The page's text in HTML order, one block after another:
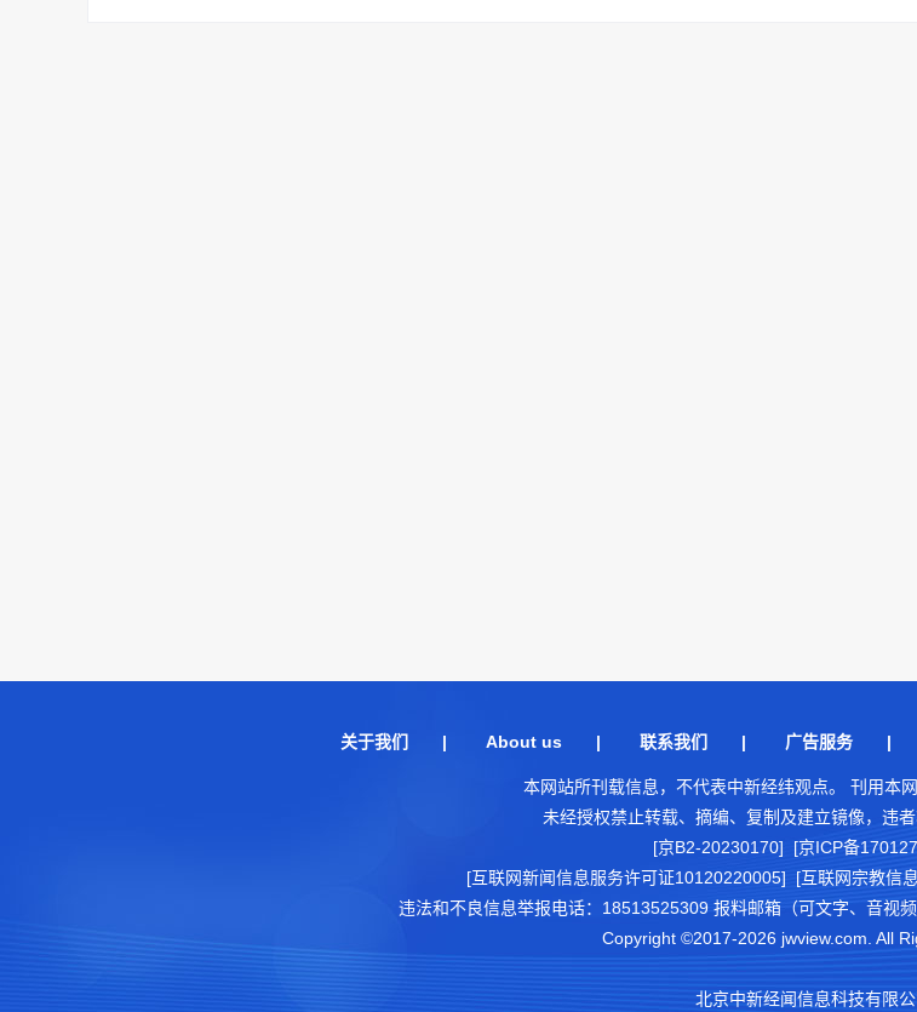
关于我们 | About us| 联系我们 | 广告服务|
本网站所刊载信息，不代表中新经纬观点。 刊用本
未经授权禁止转载、摘编、复制及建立镜像，违
[京B2-20230170] [京ICP备
[互联网新闻信息服务许可证10120220005]
[互联网宗教信
违法和不良信息举报电话：18513525309 报料邮箱（可文字、音视
Copyright ©2017-2026 jwview.com. All
北京中新经闻信息科技有限公